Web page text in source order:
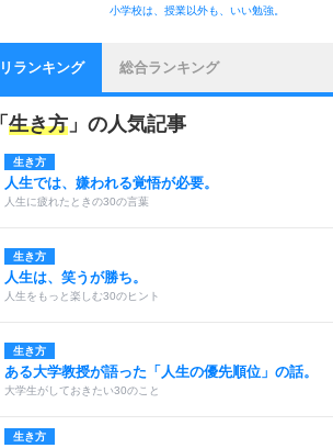
小学校は、授業以外も、いい勉強。
ランキング 総合ランキング
「 生き方 」の人気記事
生き方
人生では、嫌われる覚悟が必要。
人生に疲れたときの30の言葉
生き方
人生は、笑うが勝ち。
人生をもっと楽しむ30のヒント
生き方
ある大学教授が語った「人生の優先順位」の話。
大学生がしておきたい30のこと
生き方